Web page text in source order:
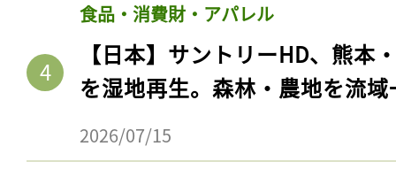
食品・消費財・アパレル
【日本】サントリーHD、熊本
を湿地再生。森林・農地を流
2026/07/15